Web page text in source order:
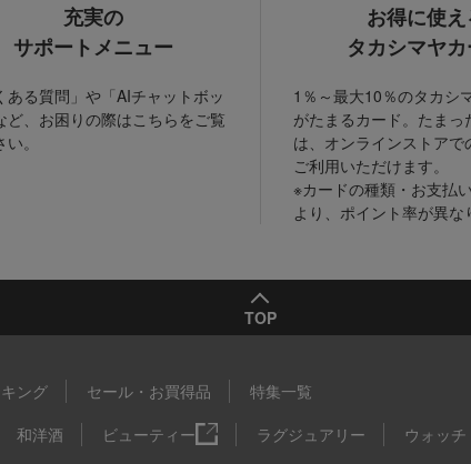
充実の
サポートメニュー
ある質問」や「AIチャットボッ
ど、お困りの際はこちらをご覧
。
お得に使え
タカシマヤ
1％～最大10％のタカシ
がたまるカード。たまっ
は、オンラインストアで
ご利用いただけます。
※カードの種類・お支払
より、ポイント率が異な
TOP
ング セール・お買得品 特集一覧
和洋酒 ビューティー ラグジュアリー ウォッチ